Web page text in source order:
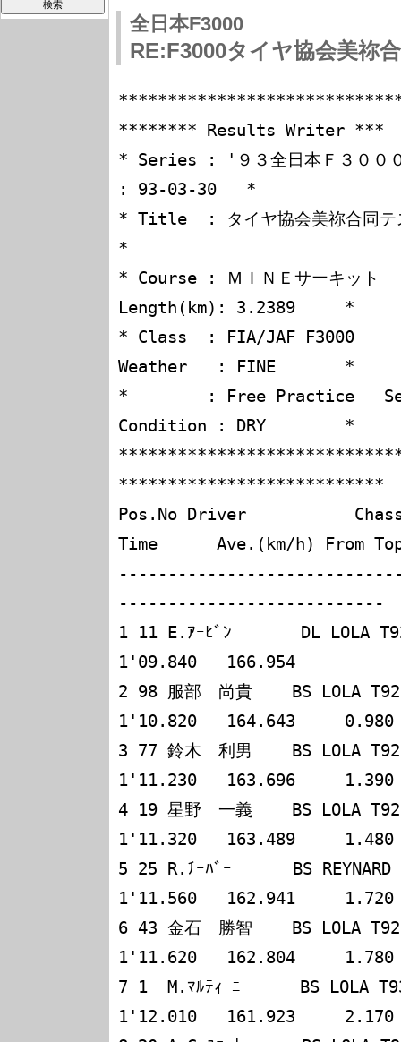
全日本F3000
RE:F3000タイヤ協会美祢
******** Results Writer ***
* Series : '９３全日本Ｆ３０００
: 93-03-30   *
* Title  : タイヤ協会美祢合同テ
*
* Course : ＭＩＮＥサーキット
Length(km): 3.2389     *
* Class  : FIA/JAF F3000
Weather   : FINE       *
*        : Free Practice
Condition : DRY        *
***************************
Pos.No Driver
Time      Ave.(km/h) From
---------------------------
1 11 E.ｱｰﾋﾞﾝ       DL LOLA
1'09.840   166.954
2 98 服部　尚貴    BS LOLA
1'10.820   164.643     0.980
3 77 鈴木　利男    BS LOLA T92/
1'11.230   163.696     1.390
4 19 星野　一義    BS LOLA T92/
1'11.320   163.489     1.480
5 25 R.ﾁｰﾊﾞｰ　　　 BS REYNARD
1'11.560   162.941     1.720
6 43 金石　勝智    BS LOLA T92/
1'11.620   162.804     1.780
7 1  M.ﾏﾙﾃｨｰﾆ      BS LOLA
1'12.010   161.923     2.170